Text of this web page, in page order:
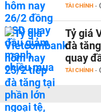
TÀI CHÍNH -
Tỷ giá
đà
quay
TÀI CHÍNH -